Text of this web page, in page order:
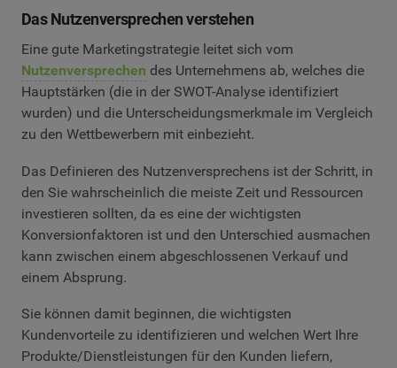
Das Nutzenversprechen verstehen
Eine gute Marketingstrategie leitet sich vom
Nutzenversprechen des Unternehmens ab, welches die
Hauptstärken (die in der SWOT-Analyse identifiziert
wurden) und die Unterscheidungsmerkmale im Vergleich
zu den Wettbewerbern mit einbezieht.
Das Definieren des Nutzenversprechens ist der Schritt, in
den Sie wahrscheinlich die meiste Zeit und Ressourcen
investieren sollten, da es eine der wichtigsten
Konversionfaktoren ist und den Unterschied ausmachen
kann zwischen einem abgeschlossenen Verkauf und
einem Absprung.
Sie können damit beginnen, die wichtigsten
Kundenvorteile zu identifizieren und welchen Wert Ihre
Produkte/Dienstleistungen für den Kunden liefern,